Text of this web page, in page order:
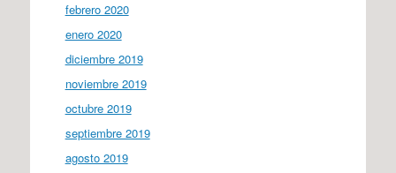
febrero 2020
enero 2020
diciembre 2019
noviembre 2019
octubre 2019
septiembre 2019
agosto 2019